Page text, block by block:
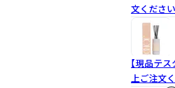
文ください
【現品テ
上ご注文